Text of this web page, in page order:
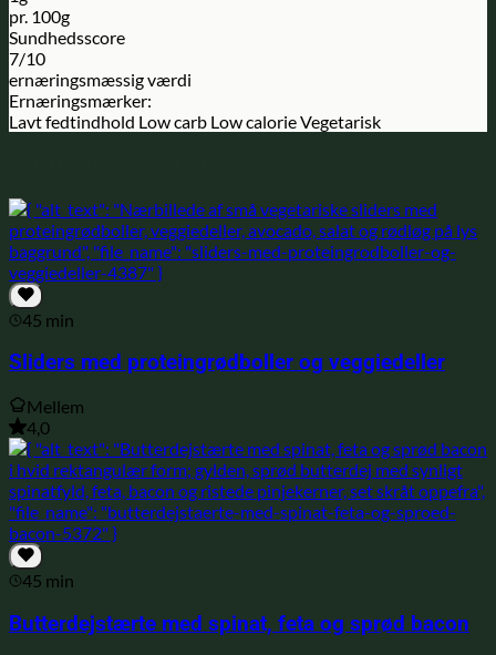
pr. 100g
Sundhedsscore
7/10
ernæringsmæssig værdi
Ernæringsmærker:
Lavt fedtindhold Low carb Low calorieVegetarisk
45 min
Sliders med proteingrødboller og veggiedeller
Mellem
4,0
45 min
Butterdejs­tærte med spinat, feta og sprød bacon